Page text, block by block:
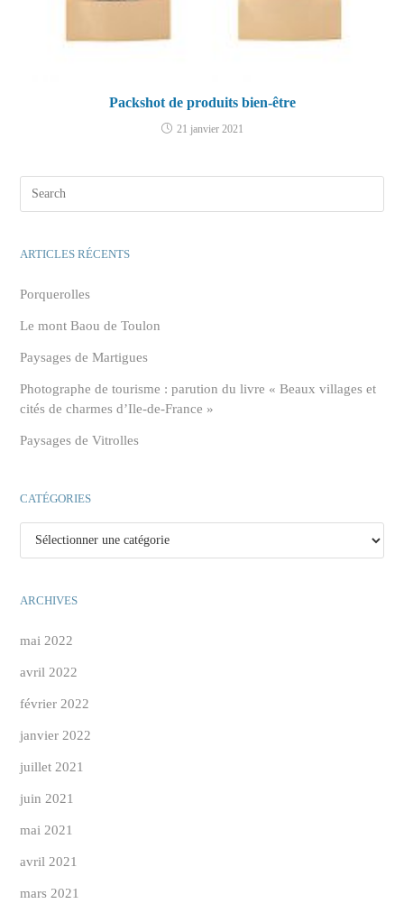
Packshot de produits bien-être
21 janvier 2021
ARTICLES RÉCENTS
Porquerolles
Le mont Baou de Toulon
Paysages de Martigues
Photographe de tourisme : parution du livre « Beaux villages et
cités de charmes d’Ile-de-France »
Paysages de Vitrolles
CATÉGORIES
ARCHIVES
mai 2022
avril 2022
février 2022
janvier 2022
juillet 2021
juin 2021
mai 2021
avril 2021
mars 2021